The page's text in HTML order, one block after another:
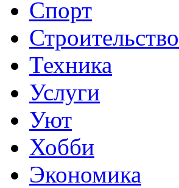
Спорт
Строительство
Техника
Услуги
Уют
Хобби
Экономика